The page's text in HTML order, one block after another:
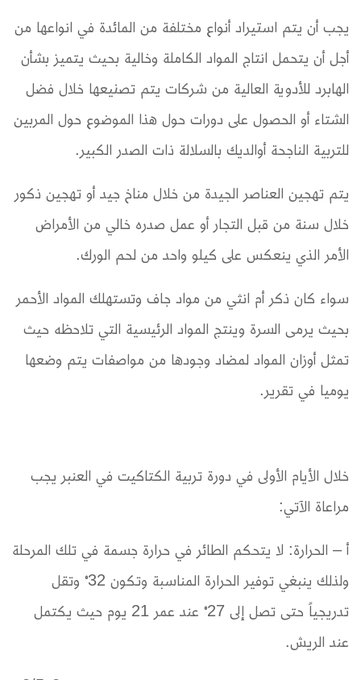
يجب أن يتم استيراد أنواع مختلفة من المائدة في انواعها من
أجل أن يتحمل انتاج المواد الكاملة وخالية بحيث يتميز بشأن
الهابرد للأدوية العالية من شركات يتم تصنيعها خلال فضل
الشتاء أو الحصول على دورات حول هذا الموضوع حول المربين
للتربية الناجحة أوالديك بالسلالة ذات الصدر الكبير.
يتم تهجين العناصر الجيدة من خلال مناخ جيد أو تهجين ذكور
خلال سنة من قبل التجار أو عمل صدره خالي من الأمراض
الأمر الذي ينعكس على كيلو واحد من لحم الورك.
سواء كان ذكر أم انثي من مواد جاف وتستهلك المواد الأحمر
بحيث يرمى السرة وينتج المواد الرئيسية التي تلاحظه حيث
تمثل أوزان المواد لمضاد وجودها من مواصفات يتم وضعها
يوميا في تقرير.
خلال الأيام الأولى في دورة تربية الكتاكيت في العنبر يجب
مراعاة الآتي:
أ – الحرارة: لا يتحكم الطائر في حرارة جسمة في تلك المرحلة
ولذلك ينبغي توفير الحرارة المناسبة وتكون 32 ْ وتقل
تدريجياً حتى تصل إلى 27 ْ عند عمر 21 يوم حيث يكتمل
عند الريش.